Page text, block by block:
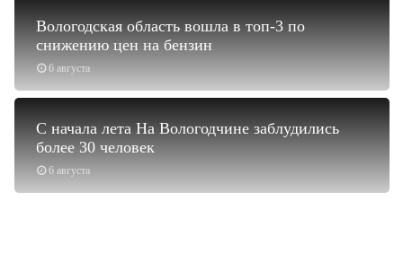
6 августа
Вологодская область вошла в топ-3 по
снижению цен на бензин
6 августа
С начала лета На Вологодчине заблудились
более 30 человек